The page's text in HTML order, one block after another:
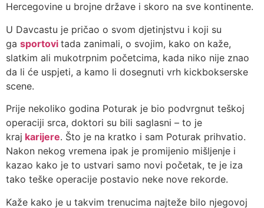
Hercegovine u brojne države i skoro na sve kontinente.
U Davcastu je pričao o svom djetinjstvu i koji su
ga sportovi tada zanimali, o svojim, kako on kaže,
slatkim ali mukotrpnim početcima, kada niko nije znao
da li će uspjeti, a kamo li dosegnuti vrh kickbokserske
scene.
Prije nekoliko godina Poturak je bio podvrgnut teškoj
operaciji srca, doktori su bili saglasni – to je
kraj karijere. Što je na kratko i sam Poturak prihvatio.
Nakon nekog vremena ipak je promijenio mišljenje i
kazao kako je to ustvari samo novi početak, te je iza
tako teške operacije postavio neke nove rekorde.
Kaže kako je u takvim trenucima najteže bilo njegovoj